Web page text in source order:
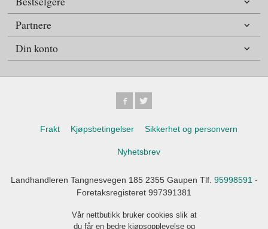
Partnere
Din konto
Frakt Kjøpsbetingelser Sikkerhet og personvern
Nyhetsbrev
Landhandleren Tangnesvegen 185 2355 Gaupen Tlf. 95998591 -
Foretaksregisteret 997391381
Vår nettbutikk bruker cookies slik at
du får en bedre kjøpsopplevelse og